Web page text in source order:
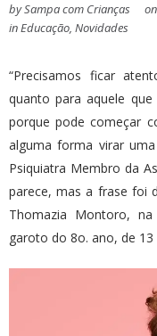
bySampa com Crianças on
inEducação, Novidades
“Precisamos ficar
quanto para aquele
porque pode começar
alguma forma virar uma
Psiquiatra Membro da
parece, mas a frase foi
Thomazia Montoro,
garoto do 8o. ano, de 13